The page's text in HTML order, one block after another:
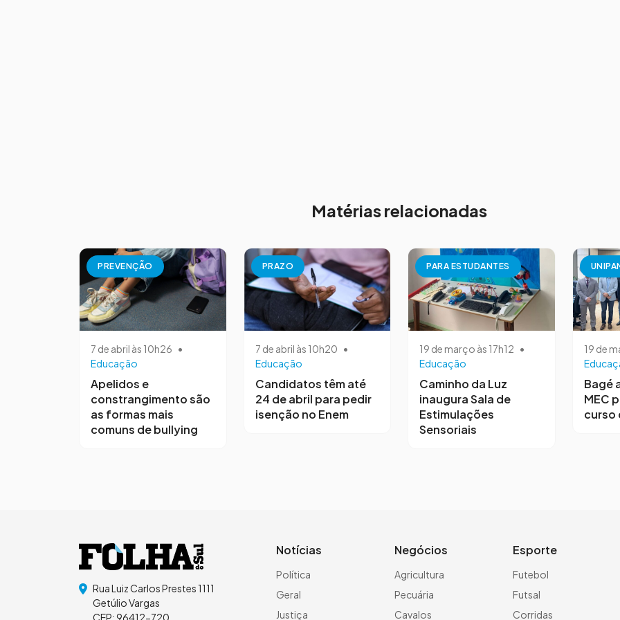
Matérias relacionadas
PREVENÇÃO
7 de abril às 10h26 •
Educação
Apelidos e
constrangimento são
as formas mais
comuns de bullying
PRAZO
7 de abril às 10h20 •
Educação
Candidatos têm até
24 de abril para pedir
isenção no Enem
PARA ESTUDANTES
19 de março às 17h12 •
Educação
Caminho da Luz
inaugura Sala de
Estimulações
Sensoriais
19 de
Bagé
MEC
curso
Rua Luiz Carlos Prestes 1111
Getúlio Vargas
CEP: 96412-720
Notícias
Política
Geral
Justiça
Negócios
Agricultura
Pecuária
Cavalos
Esporte
Futebol
Futsal
Corridas